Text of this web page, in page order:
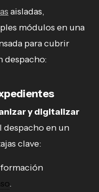
aisladas,
módulos en una
para cubrir
despacho:
y digitalizar
despacho en un
clave:
.